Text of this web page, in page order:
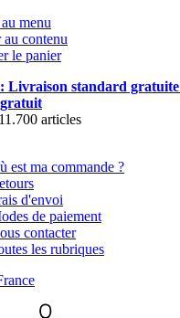
menu
au contenu
le panier
Livraison standard gratuite
articles
est ma commande ?
d'envoi
de paiement
contacter
les rubriques